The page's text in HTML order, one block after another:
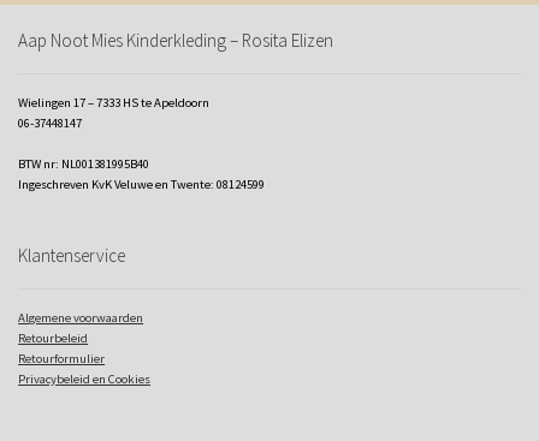
Aap Noot Mies Kinderkleding – Rosita Elizen
Wielingen 17 – 7333 HS te Apeldoorn
06-37448147
BTW nr: NL001381995B40
Ingeschreven KvK Veluwe en Twente: 08124599
Klantenservice
Algemene voorwaarden
Retourbeleid
Retourformulier
Privacybeleid en Cookies